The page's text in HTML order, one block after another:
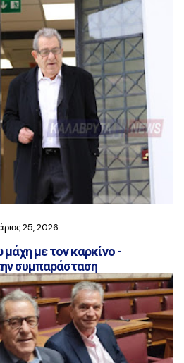
25, 2026
με τον καρκίνο -
συμπαράσταση